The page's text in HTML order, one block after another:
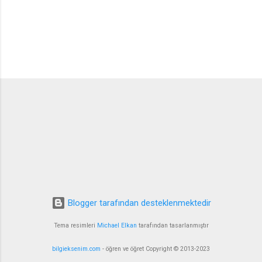
Blogger tarafından desteklenmektedir
Tema resimleri Michael Elkan tarafından tasarlanmıştır
bilgieksenim.com - öğren ve öğret Copyright © 2013-2023